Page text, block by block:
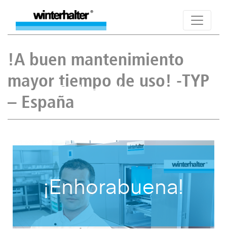
!A buen mantenimiento
mayor tiempo de uso! -TYP
– EspañaEnhorabuena
¡Enhorabuena!